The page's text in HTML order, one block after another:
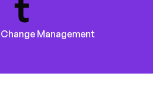
Change Management